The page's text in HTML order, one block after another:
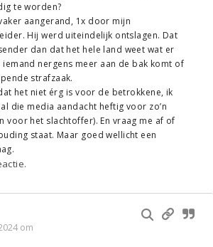
te worden?
aangerand, 1x door mijn
Hij werd uiteindelijk ontslagen. Dat
dan dat het hele land weet wat er
iemand nergens meer aan de bak komt of
strafzaak.
het niet érg is voor de betrokkene, ik
die media aandacht heftig voor zo’n
voor het slachtoffer). En vraag me af of
staat. Maar goed wellicht een
om